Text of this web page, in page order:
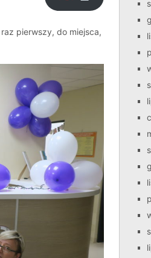
pierwszy, do miejsca,